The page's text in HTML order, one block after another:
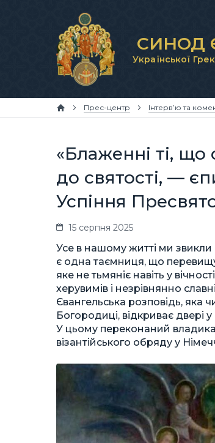
СИНОД
Української
Прес-центр Інтерв’ю та
«Блаженні ті,
до святості, —
Успіння
15 серпня 2025
Усе в нашому житті ми звикли
є одна таємниця, що
яке не тьмяніє навіть у
херувимів і незрівнянно
Євангельська розповідь, яка
Богородиці, відкриває двері
У цьому переконаний
візантійського обряду у